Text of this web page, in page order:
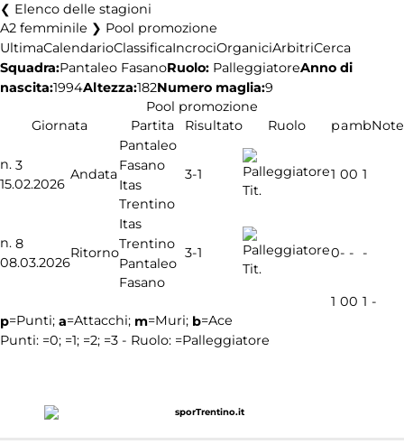
Elenco delle stagioni
A2 femminile ❯ Pool promozione
UltimaCalendarioClassificaIncrociOrganiciArbitriCerca
Squadra:Pantaleo FasanoRuolo: PalleggiatoreAnno di
nascita:1994Altezza:182Numero maglia:9
Pool promozione
Giornata
Partita Risultato Ruolo pambNote
n. 3
15.02.2026
Andata
Pantaleo
Fasano
Itas
Trentino
3-1
Tit.
1 00 1
n. 8
08.03.2026
Ritorno
Itas
Trentino
Pantaleo
Fasano
3-1
Tit.
0- - -
1 00 1 -
p=Punti; a=Attacchi; m=Muri; b=Ace
Punti: =0; =1; =2; =3 - Ruolo: =Palleggiatore